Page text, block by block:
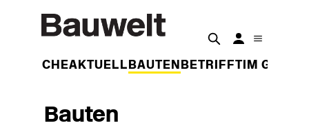
WOCHEAKTUELL BAUTEN BETRIFFT IM
Bauten